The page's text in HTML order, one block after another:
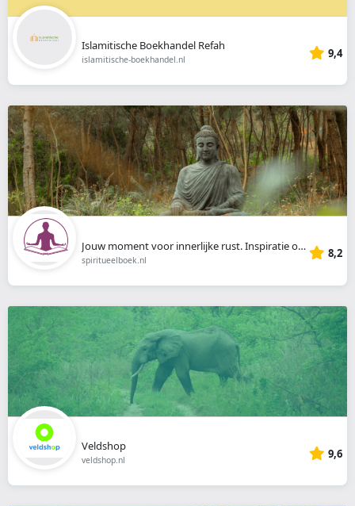
Islamitische Boekhandel Refah
islamitische-boekhandel.nl 9,4
Jouw moment voor innerlijke rust. Inspiratie over Ontspanning, Lifestyle, Ayurveda en Gezonde Voeding
spiritueelboek.nl 8,2
Veldshop
veldshop.nl 9,6